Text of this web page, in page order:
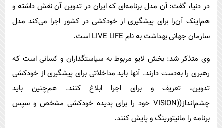
در دنیا، گفت: آن مدل برنامه‌ای که ایران در تدوین آن نقش داشته و
هم‌اینک آن‌را برای پیشگیری از خودکشی در کشور اجرا می‌کند مدل
سازمان جهانی بهداشت به نام LIVE LIFE است.
وی متذکر شد: بخش لایو مربوط به سیاستگذاران و کسانی است که
رهبری را به‌دست دارند. آنها باید مداخلاتی برای پیشگیری از خودکشی
تدوین، تعریف و برای اجرا ابلاغ کنند. هم‌چنین باید
چشم‌انداز((VISION خود را برای پدیده خودکشی مشخص و سپس
برنامه را مانیتورینگ و پایش کنند.